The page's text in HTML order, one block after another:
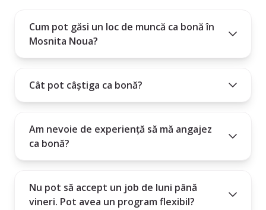
Cum pot găsi un loc de muncă ca bonă în
Mosnita Noua?
Cât pot câștiga ca bonă?
Am nevoie de experiență să mă angajez
ca bonă?
Nu pot să accept un job de luni până
vineri. Pot avea un program flexibil?